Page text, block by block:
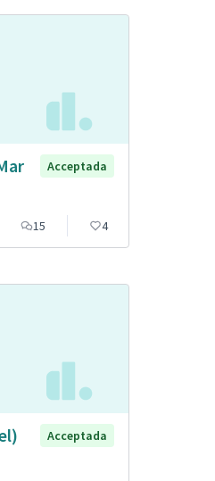
Acceptada
15 4
Acceptada